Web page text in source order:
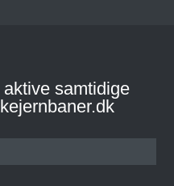
samtidige